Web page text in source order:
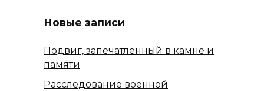
Новые записи
Подвиг, запечатлённый в камне и
памяти
Расследование военной